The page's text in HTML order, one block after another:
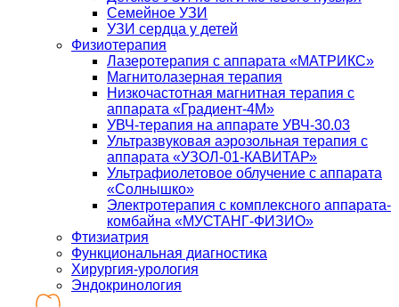
Семейное УЗИ
УЗИ сердца у детей
Физиотерапия
Лазеротерапия с аппарата «МАТРИКС»
Магнитолазерная терапия
Низкочастотная магнитная терапия с
аппарата «Градиент-4М»
УВЧ-терапия на аппарате УВЧ-30.03
Ультразвуковая аэрозольная терапия с
аппарата «УЗОЛ-01-КАВИТАР»
Ультрафиолетовое облучение с аппарата
«Солнышко»
Электротерапия с комплексного аппарата-
комбайна «МУСТАНГ-ФИЗИО»
Фтизиатрия
Функциональная диагностика
Хирургия-урология
Эндокринология